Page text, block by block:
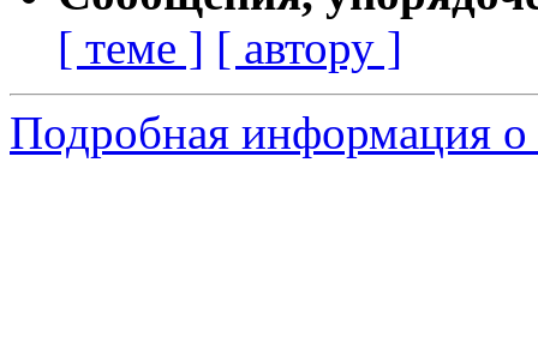
[ теме ] [ автору ]
Подробная информация